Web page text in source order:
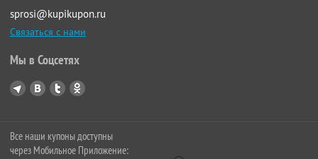
sprosi@kupikupon.ru
Связаться с нами
Мы в Соцсетях
Все наши купоны доступны
через Мобильное Приложение: